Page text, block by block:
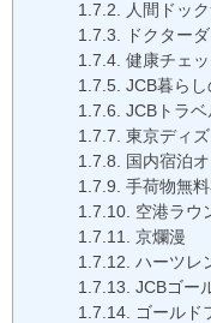
人間ドッ
ドクター
健康チェ
JCB暮ら
JCBトラ
東京ディ
国内宿泊
手荷物無
空港ラウ
京爛漫
ハーツレ
JCBゴー
ゴールド